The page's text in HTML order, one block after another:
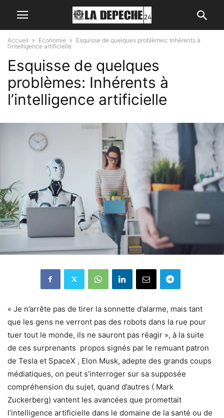
Accueil Economie
Esquisse de quelques problèmes: Inhérents à
l’intelligence artificielle
Esquisse de quelques
problèmes: Inhérents à
l’intelligence artificielle
« Je n’arrête pas de tirer la sonnette d’alarme, mais tant
que les gens ne verront pas des robots dans la rue pour
tuer tout le monde, ils ne sauront pas réagir », à la suite
de ces surprenants propos signés par le remuant patron
de Tesla et SpaceX , Elon Musk, adepte des grands coups
médiatiques, on peut s’interroger sur sa supposée
compréhension du sujet, quand d’autres ( Mark
Zuckerberg) vantent les avancées que promettait
l’intelligence artificielle dans le domaine de la santé ou de